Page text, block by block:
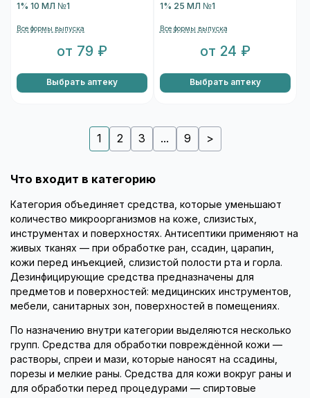
1% 10 МЛ №1
Все формы выпуска
от 79 ₽
Выбрать аптеку
1% 25 МЛ №1
Все формы выпуска
от 24 ₽
Выбрать аптеку
1 2 3 ... 9 >
Что входит в категорию
Категория объединяет средства, которые уменьшают
количество микроорганизмов на коже, слизистых,
инструментах и поверхностях. Антисептики применяют на
живых тканях — при обработке ран, ссадин, царапин,
кожи перед инъекцией, слизистой полости рта и горла.
Дезинфицирующие средства предназначены для
предметов и поверхностей: медицинских инструментов,
мебели, санитарных зон, поверхностей в помещениях.
По назначению внутри категории выделяются несколько
групп. Средства для обработки повреждённой кожи —
растворы, спреи и мази, которые наносят на ссадины,
порезы и мелкие раны. Средства для кожи вокруг раны и
для обработки перед процедурами — спиртовые